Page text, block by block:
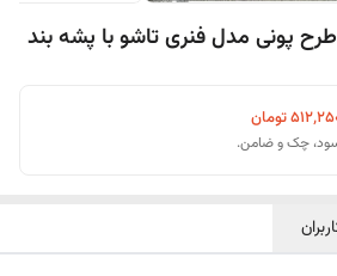
پونی مدل فنری تاشو با پشه بند
تومان